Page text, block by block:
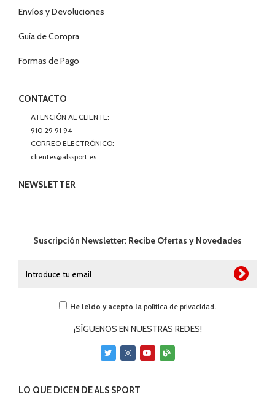
Envíos y Devoluciones
Guía de Compra
Formas de Pago
CONTACTO
ATENCIÓN AL CLIENTE:
910 29 91 94
CORREO ELECTRÓNICO:
clientes@alssport.es
NEWSLETTER
Suscripción Newsletter: Recibe Ofertas y Novedades
He leído y acepto la política de privacidad.
¡SÍGUENOS EN NUESTRAS REDES!
LO QUE DICEN DE ALS SPORT